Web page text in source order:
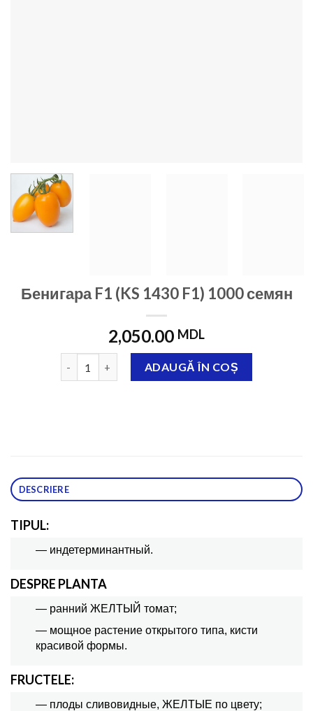
Бенигара F1 (KS 1430 F1) 1000 семян
2,050.00 MDL
Cantitate Бенигара F1 (KS 1430 F1) 1000 семян
ADAUGĂ ÎN COȘ
DESCRIERE
TIPUL:
— индетерминантный.
DESPRE PLANTA
— ранний ЖЕЛТЫЙ томат;
— мощное растение открытого типа, кисти
красивой формы.
FRUCTELE:
— плоды сливовидные, ЖЕЛТЫЕ по цвету;